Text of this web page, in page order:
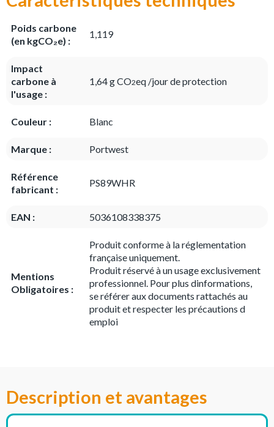
Poids carbone
(en kgCO₂e) :
1,119
Impact
carbone à
l'usage :
1,64 g CO2eq /jour de protection
Couleur : Blanc
Marque : Portwest
Référence
fabricant :
PS89WHR
EAN : 5036108338375
Mentions
Obligatoires :
Produit conforme à la réglementation
française uniquement.
Produit réservé à un usage exclusivement
professionnel. Pour plus dinformations,
se référer aux documents rattachés au
produit et respecter les précautions d
emploi
Description et avantages